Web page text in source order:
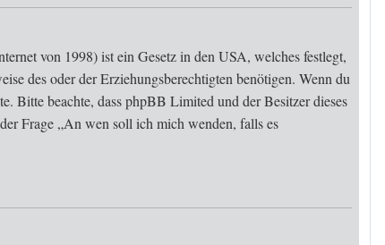
von 1998) ist ein Gesetz in den USA, welches festlegt,
des oder der Erziehungsberechtigten benötigen. Wenn du
Bitte beachte, dass phpBB Limited und der Besitzer dieses
Frage „An wen soll ich mich wenden, falls es